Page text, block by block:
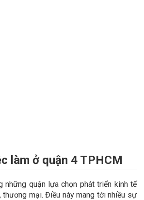
làm ở quận 4 TPHCM
những quận lựa chọn phát triển kinh tế
mại. Điều này mang tới nhiều sự